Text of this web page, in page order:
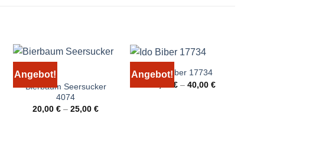
Angebot!
Bierbaum Seersucker
4074
20,00€ –25,00€
Angebot!Ido Biber 17734
€ –40,00€